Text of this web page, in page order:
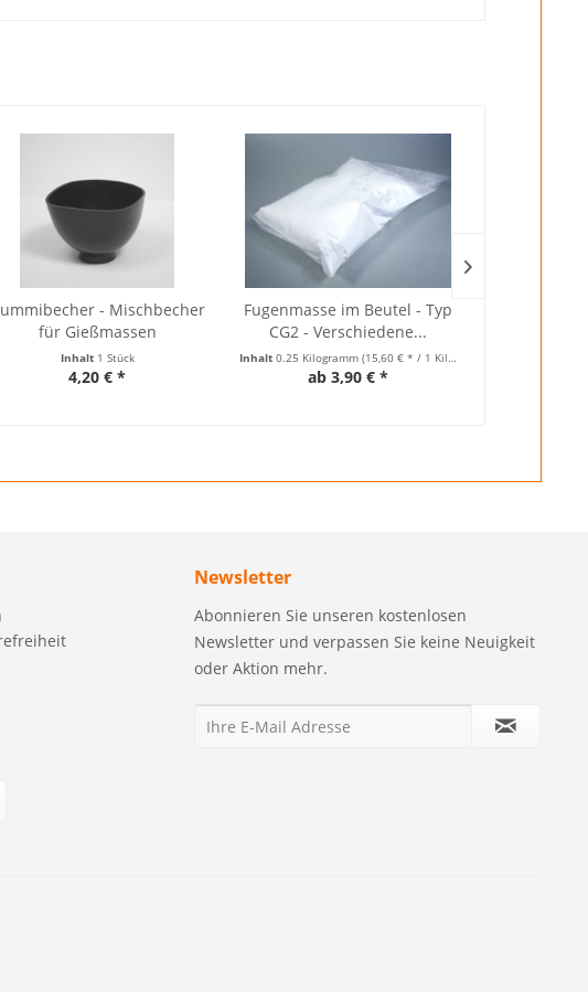
- Mischbecher
für Gießmassen
Inhalt 1 Stück
4,20 € *
Fugenmasse im Beutel - Typ
CG2 - Verschiedene...
Inhalt 0.25 Kilogramm (15,60 € * / 1 Kilogramm)
ab 3,90 € *
Newsletter
Abonnieren Sie unseren kostenlosen
Newsletter und verpassen Sie keine Neuigkeit
oder Aktion mehr.